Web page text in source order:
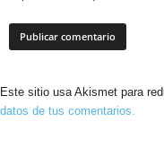
Este sitio usa Akismet para
datos de tus comentarios.